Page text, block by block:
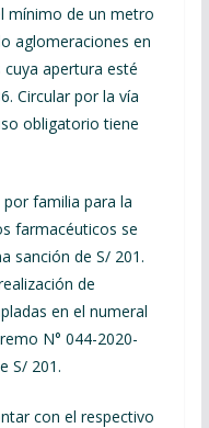
mínimo de un metro
aglomeraciones en
apertura esté
Circular por la vía
obligatorio tiene
familia para la
farmacéuticos se
sanción de S/ 201.
de
en el numeral
N° 044-2020-
S/ 201.
con el respectivo